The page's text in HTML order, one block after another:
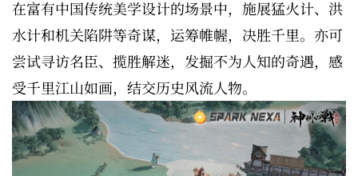
在富有中国传统美学设计的场景中，施展猛火计、洪
水计和机关陷阱等奇谋，运筹帷幄，决胜千里。亦可
尝试寻访名臣、揽胜解迷，发掘不为人知的奇遇，感
受千里江山如画，结交历史风流人物。